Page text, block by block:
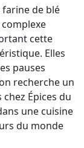
de blé
cette
Elles
pauses
recherche un
Épices du
une cuisine
du monde